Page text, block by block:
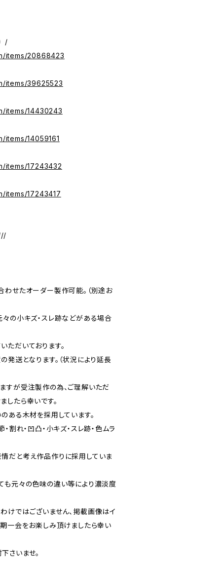
/
items/20868423
items/39625523
items/14430243
items/14059161
items/17243432
items/17243417
せたオーダー製作可能。（別途お
の小キズ・スレ跡などがある場合
だいております。
送となります。（状況により延長
すが受注製作の為、ご理解いただ
したら幸いです。
ある木材を採用しています。
割れ・凹凸・小キズ・スレ跡・色ムラ
だと考え作品作りに採用していま
も元々の色味の違い等により濃淡度
けではございません、掲載画像はイ
期一会をお楽しみ頂けましたら幸い
さいませ。